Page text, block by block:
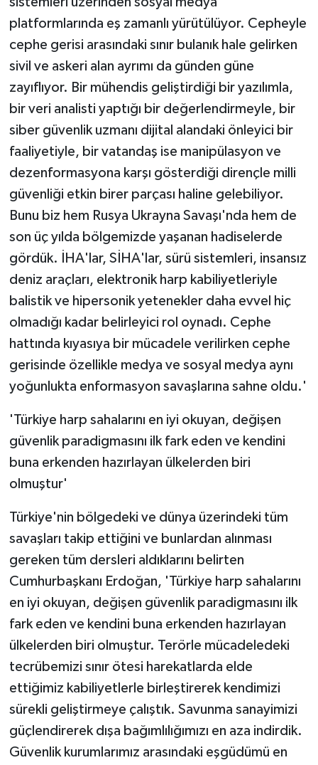
platformlarında eş zamanlı yürütülüyor. Cepheyle
cephe gerisi arasındaki sınır bulanık hale gelirken
sivil ve askeri alan ayrımı da günden güne
zayıflıyor. Bir mühendis geliştirdiği bir yazılımla,
bir veri analisti yaptığı bir değerlendirmeyle, bir
siber güvenlik uzmanı dijital alandaki önleyici bir
faaliyetiyle, bir vatandaş ise manipülasyon ve
dezenformasyona karşı gösterdiği dirençle milli
güvenliği etkin birer parçası haline gelebiliyor.
Bunu biz hem Rusya Ukrayna Savaşı'nda hem de
son üç yılda bölgemizde yaşanan hadiselerde
gördük. İHA'lar, SİHA'lar, sürü sistemleri, insansız
deniz araçları, elektronik harp kabiliyetleriyle
balistik ve hipersonik yetenekler daha evvel hiç
olmadığı kadar belirleyici rol oynadı. Cephe
hattında kıyasıya bir mücadele verilirken cephe
gerisinde özellikle medya ve sosyal medya aynı
yoğunlukta enformasyon savaşlarına sahne oldu.'
'Türkiye harp sahalarını en iyi okuyan, değişen
güvenlik paradigmasını ilk fark eden ve kendini
buna erkenden hazırlayan ülkelerden biri
olmuştur'
Türkiye'nin bölgedeki ve dünya üzerindeki tüm
savaşları takip ettiğini ve bunlardan alınması
gereken tüm dersleri aldıklarını belirten
Cumhurbaşkanı Erdoğan, 'Türkiye harp sahalarını
en iyi okuyan, değişen güvenlik paradigmasını ilk
fark eden ve kendini buna erkenden hazırlayan
ülkelerden biri olmuştur. Terörle mücadeledeki
tecrübemizi sınır ötesi harekatlarda elde
ettiğimiz kabiliyetlerle birleştirerek kendimizi
sürekli geliştirmeye çalıştık. Savunma sanayimizi
güçlendirerek dışa bağımlılığımızı en aza indirdik.
Güvenlik kurumlarımız arasındaki eşgüdümü en